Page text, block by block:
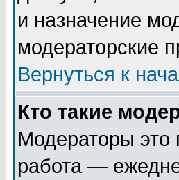
и назначение
модераторские
Вернуться к
Кто такие
Модераторы это
работа —